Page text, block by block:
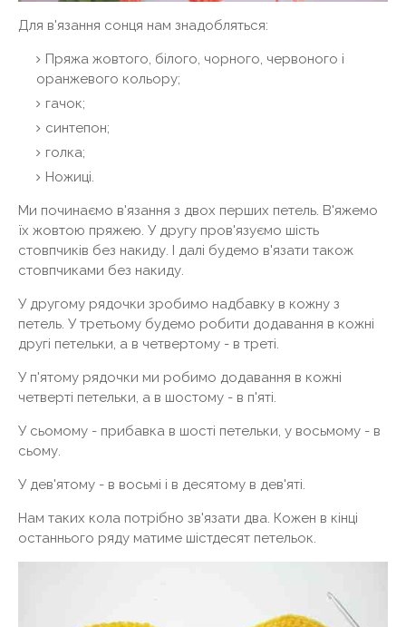
Для в'язання сонця нам знадобляться:
Пряжа жовтого, білого, чорного, червоного і
оранжевого кольору;
гачок;
синтепон;
голка;
Ножиці.
Ми починаємо в'язання з двох перших петель. В'яжемо
їх жовтою пряжею. У другу пров'язуємо шість
стовпчиків без накиду. І далі будемо в'язати також
стовпчиками без накиду.
У другому рядочки зробимо надбавку в кожну з
петель. У третьому будемо робити додавання в кожні
другі петельки, а в четвертому - в треті.
У п'ятому рядочки ми робимо додавання в кожні
четверті петельки, а в шостому - в п'яті.
У сьомому - прибавка в шості петельки, у восьмому - в
сьому.
У дев'ятому - в восьмі і в десятому в дев'яті.
Нам таких кола потрібно зв'язати два. Кожен в кінці
останнього ряду матиме шістдесят петельок.